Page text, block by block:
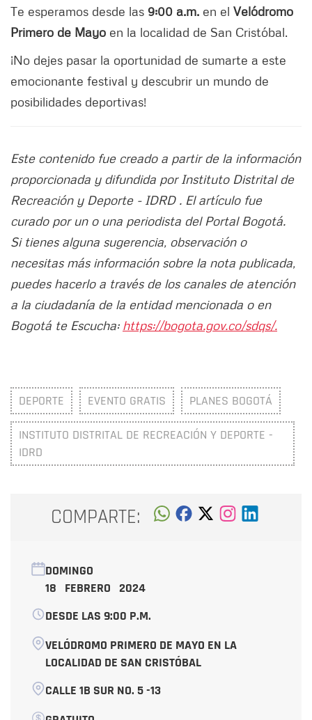
Te esperamos desde las 9:00 a.m. en el Velódromo
Primero de Mayo en la localidad de San Cristóbal.
¡No dejes pasar la oportunidad de sumarte a este
emocionante festival y descubrir un mundo de
posibilidades deportivas!
Este contenido fue creado a partir de la información
proporcionada y difundida por Instituto Distrital de
Recreación y Deporte - IDRD . El artículo fue
curado por un o una periodista del Portal Bogotá.
Si tienes alguna sugerencia, observación o
necesitas más información sobre la nota publicada,
puedes hacerlo a través de los canales de atención
a la ciudadanía de la entidad mencionada o en
Bogotá te Escucha: https://bogota.gov.co/sdqs/.
DEPORTE EVENTO GRATIS PLANES BOGOTÁ
INSTITUTO DISTRITAL DE RECREACIÓN Y DEPORTE -
IDRD
COMPARTE:
DOMINGO
18 FEBRERO 2024
DESDE LAS 9:00 P.M.
VELÓDROMO PRIMERO DE MAYO EN LA
LOCALIDAD DE SAN CRISTÓBAL
CALLE 1B SUR NO. 5 -13